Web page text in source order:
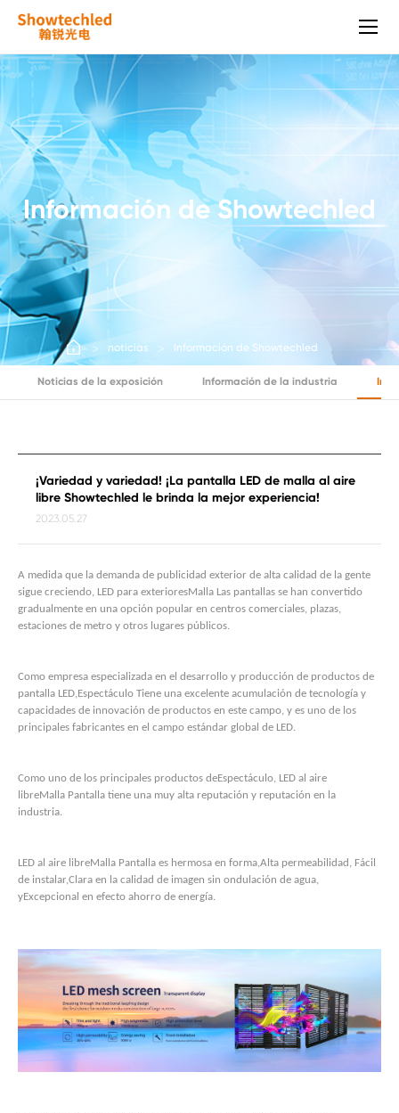
¡Variedad
variedad!
¡Showtechled
LED
pantalla
de
malla
al
aire
libre
le
da
la
mejor
experiencia!
Información de Showtechled
noticias Información de Showtechled
Noticias de la exposición Información de la industria
¡Variedad y variedad! ¡La pantalla LED de malla al aire
libre Showtechled le brinda la mejor experiencia!
2023.05.27
A medida que la demanda de publicidad exterior de alta calidad de la gente
sigue creciendo, LED para exterioresMalla Las pantallas se han convertido
gradualmente en una opción popular en centros comerciales, plazas,
estaciones de metro y otros lugares públicos.
Como empresa especializada en el desarrollo y producción de productos de
pantalla LED,Espectáculo Tiene una excelente acumulación de tecnología y
capacidades de innovación de productos en este campo, y es uno de los
principales fabricantes en el campo estándar global de LED.
Como uno de los principales productos deEspectáculo, LED al aire
libreMalla Pantalla tiene una muy alta reputación y reputación en la
industria.
LED al aire libreMalla Pantalla es hermosa en forma,Alta permeabilidad , Fácil
de instalar,Clara en la calidad de imagen sin ondulación de agua,
yExcepcional en efecto ahorro de energía.